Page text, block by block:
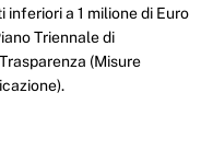
inferiori a 1 milione di Euro
Triennale di
(Misure